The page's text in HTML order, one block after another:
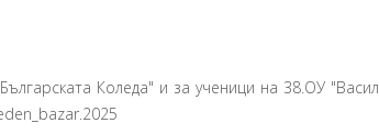
Коледа" и за ученици на 38.ОУ "Васил